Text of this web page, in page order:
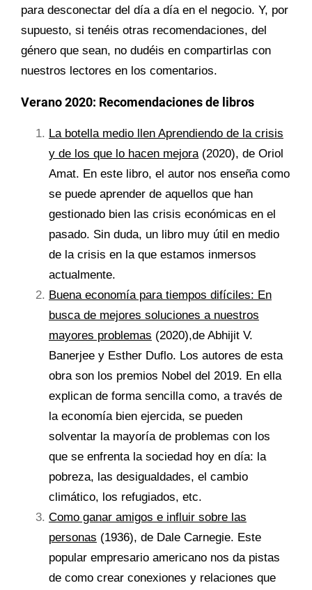
para desconectar del día a día en el negocio. Y, por
supuesto, si tenéis otras recomendaciones, del
género que sean, no dudéis en compartirlas con
nuestros lectores en los comentarios.
Verano 2020: Recomendaciones de libros
La botella medio llen Aprendiendo de la crisis
y de los que lo hacen mejora (2020), de Oriol
Amat. En este libro, el autor nos enseña como
se puede aprender de aquellos que han
gestionado bien las crisis económicas en el
pasado. Sin duda, un libro muy útil en medio
de la crisis en la que estamos inmersos
actualmente.
Buena economía para tiempos difíciles: En
busca de mejores soluciones a nuestros
mayores problemas (2020),de Abhijit V.
Banerjee y Esther Duflo. Los autores de esta
obra son los premios Nobel del 2019. En ella
explican de forma sencilla como, a través de
la economía bien ejercida, se pueden
solventar la mayoría de problemas con los
que se enfrenta la sociedad hoy en día: la
pobreza, las desigualdades, el cambio
climático, los refugiados, etc.
Como ganar amigos e influir sobre las
personas (1936), de Dale Carnegie. Este
popular empresario americano nos da pistas
de como crear conexiones y relaciones que